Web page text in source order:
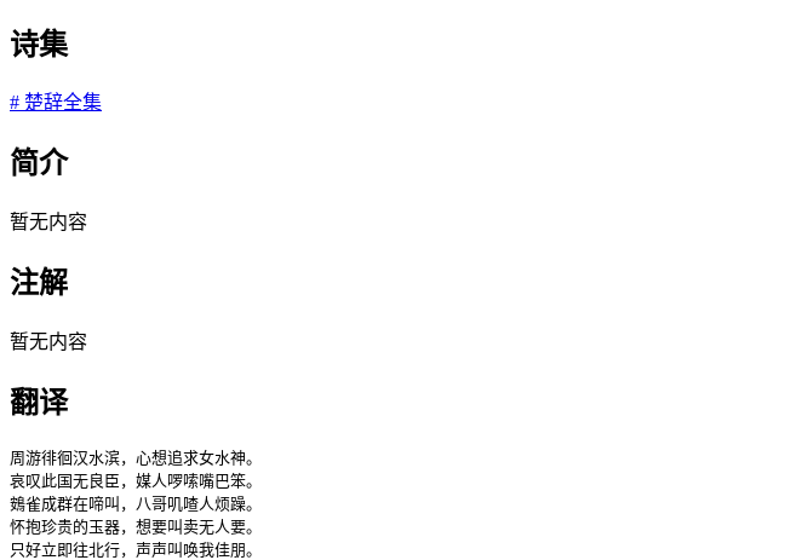
诗集
# 楚辞全集
简介
暂无内容
注解
暂无内容
翻译
周游徘徊汉水滨，心想追求女水神。
哀叹此国无良臣，媒人啰嗦嘴巴笨。
鴳雀成群在啼叫，八哥叽喳人烦躁。
怀抱珍贵的玉器，想要叫卖无人要。
只好立即往北行，声声叫唤我佳朋。